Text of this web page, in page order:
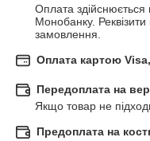
Оплата
Монобанку.
замовлення.
Оплата картою
Передоплата на
Якщо товар не
Предоплата на